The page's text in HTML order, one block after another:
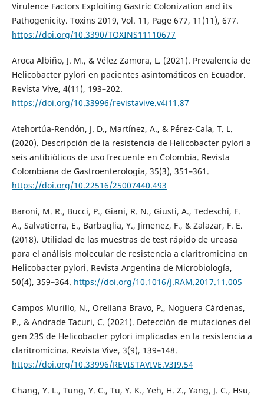
Virulence Factors Exploiting Gastric Colonization and its
Pathogenicity. Toxins 2019, Vol. 11, Page 677, 11(11), 677.
https://doi.org/10.3390/TOXINS11110677
Aroca Albiño, J. M., & Vélez Zamora, L. (2021). Prevalencia de
Helicobacter pylori en pacientes asintomáticos en Ecuador.
Revista Vive, 4(11), 193–202.
https://doi.org/10.33996/revistavive.v4i11.87
Atehortúa-Rendón, J. D., Martínez, A., & Pérez-Cala, T. L.
(2020). Descripción de la resistencia de Helicobacter pylori a
seis antibióticos de uso frecuente en Colombia. Revista
Colombiana de Gastroenterología, 35(3), 351–361.
https://doi.org/10.22516/25007440.493
Baroni, M. R., Bucci, P., Giani, R. N., Giusti, A., Tedeschi, F.
A., Salvatierra, E., Barbaglia, Y., Jimenez, F., & Zalazar, F. E.
(2018). Utilidad de las muestras de test rápido de ureasa
para el análisis molecular de resistencia a claritromicina en
Helicobacter pylori. Revista Argentina de Microbiología,
50(4), 359–364. https://doi.org/10.1016/J.RAM.2017.11.005
Campos Murillo, N., Orellana Bravo, P., Noguera Cárdenas,
P., & Andrade Tacuri, C. (2021). Detección de mutaciones del
gen 23S de Helicobacter pylori implicadas en la resistencia a
claritromicina. Revista Vive, 3(9), 139–148.
https://doi.org/10.33996/REVISTAVIVE.V3I9.54
Chang, Y. L., Tung, Y. C., Tu, Y. K., Yeh, H. Z., Yang, J. C., Hsu,